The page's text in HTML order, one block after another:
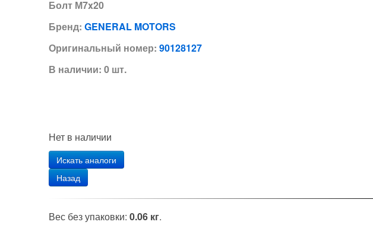
Болт М7x20
Бренд: GENERAL MOTORS
Оригинальный номер: 90128127
В наличии: 0 шт.
Нет в наличии
Искать аналоги
Назад
Вес без упаковки: 0.06 кг.